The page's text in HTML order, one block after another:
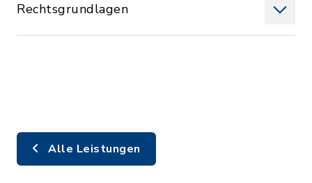
Rechtsgrundlagen
Alle Leistungen